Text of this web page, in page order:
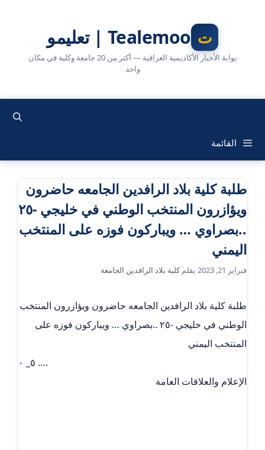
Tealemoo | تعليمو
بوابة الأخبار الأكاديمية العراقية — أكثر من 20 جامعة وكلية في مكان
واحد
القائمة
طلبة كلية بلاد الرافدين الجامعه حاضرون
ويؤازرون المنتخب الوطني في خليجي -٢٥
..بصراوي … ويباركون فوزه على المنتخب
اليمني
فبراير 21, 2023 بقلمكلية بلاد الرافدين الجامعة
طلبة كلية بلاد الرافدين الجامعه حاضرون ويؤازرون المنتخب
الوطني في خليجي -٢٥ ..بصراوي … ويباركون فوزه على
المنتخب اليمني
٥_ ٠ ….
الإعلام والعلاقات العامة